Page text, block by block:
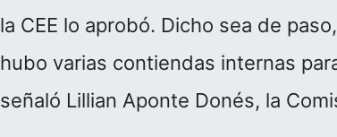
la CEE lo aprobó. Dicho sea de
hubo varias contiendas internas
señaló Lillian Aponte Donés, la